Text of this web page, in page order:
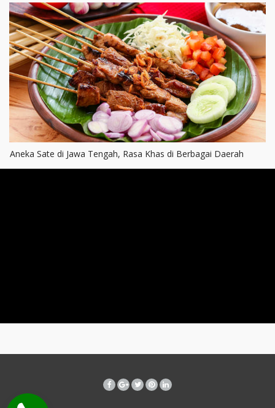
Aneka Sate di Jawa Tengah, Rasa Khas di Berbagai Daerah